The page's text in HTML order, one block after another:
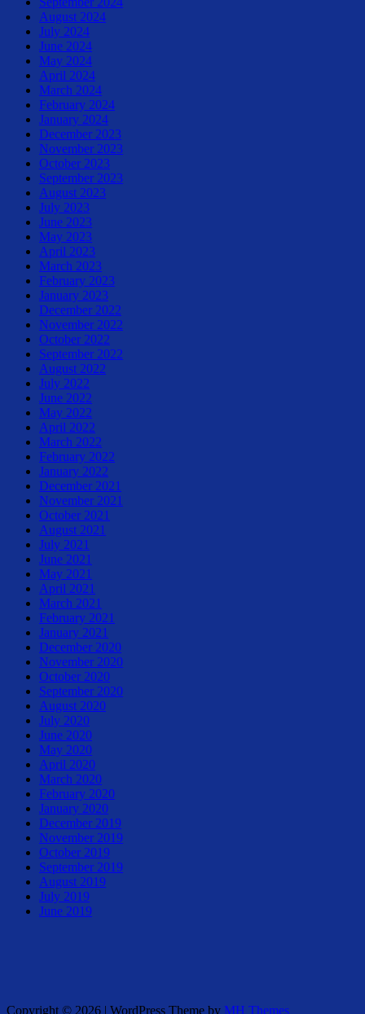
August 2024
July 2024
June 2024
May 2024
April 2024
March 2024
February 2024
January 2024
December 2023
November 2023
October 2023
September 2023
August 2023
July 2023
June 2023
May 2023
April 2023
March 2023
February 2023
January 2023
December 2022
November 2022
October 2022
September 2022
August 2022
July 2022
June 2022
May 2022
April 2022
March 2022
February 2022
January 2022
December 2021
November 2021
October 2021
August 2021
July 2021
June 2021
May 2021
April 2021
March 2021
February 2021
January 2021
December 2020
November 2020
October 2020
September 2020
August 2020
July 2020
June 2020
May 2020
April 2020
March 2020
February 2020
January 2020
December 2019
November 2019
October 2019
September 2019
August 2019
July 2019
June 2019
Copyright © 2026 | WordPress Theme by MH Themes